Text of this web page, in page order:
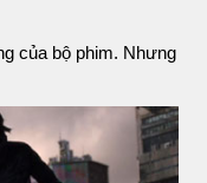
của bộ phim. Nhưng